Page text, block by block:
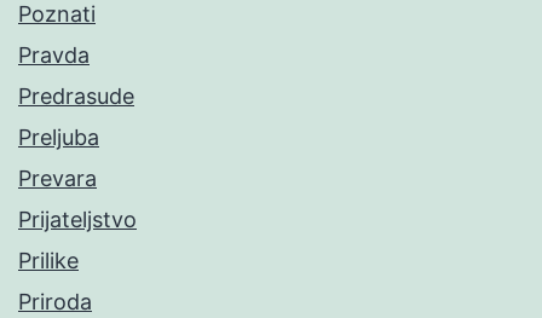
Poznati
Pravda
Predrasude
Preljuba
Prevara
Prijateljstvo
Prilike
Priroda